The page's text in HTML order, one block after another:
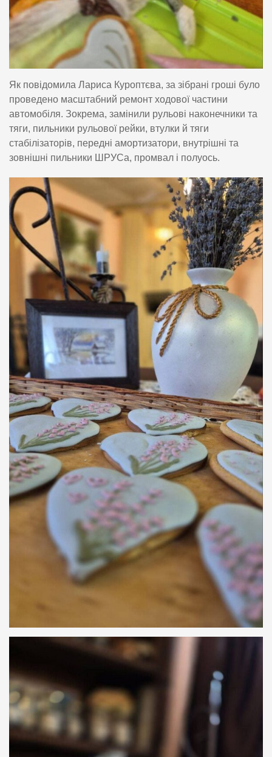
Як повідомила Лариса Куроптєва, за зібрані гроші було
проведено масштабний ремонт ходової частини
автомобіля. Зокрема, замінили рульові наконечники та
тяги, пильники рульової рейки, втулки й тяги
стабілізаторів, передні амортизатори, внутрішні та
зовнішні пильники ШРУСа, промвал і полуось.